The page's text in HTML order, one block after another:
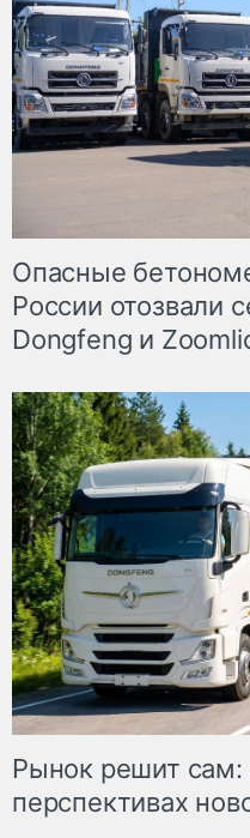
Опасные
России отозвали
Dongfeng и
Рынок решит
перспективах